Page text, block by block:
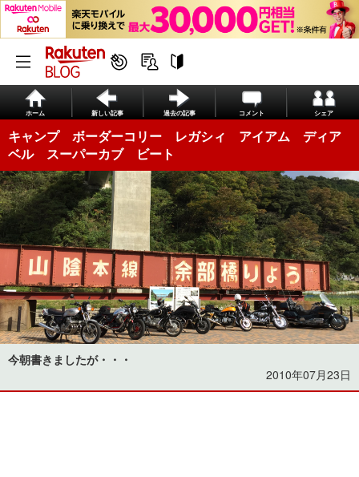
ホーム 新しい記事 過去の記事 コメント シェア
キャンプ ボーダーコリー レガシィ アイアム ディア
ベル スーパーカブ ビート
今朝書きましたが・・・
2010年07月23日